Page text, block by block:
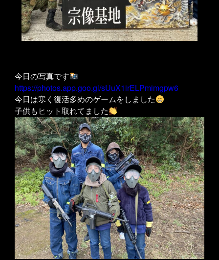
今日の写真です
https://photos.app.goo.gl/sUuX1irELPmimgpw6
今日は寒く復活多めのゲームをしました
子供もヒット取れてました